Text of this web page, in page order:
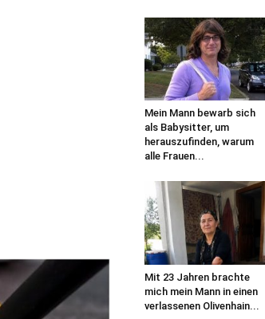
Mein Mann bewarb sich
als Babysitter, um
herauszufinden, warum
alle Frauen...
Mit 23 Jahren brachte
mich mein Mann in einen
verlassenen Olivenhain...